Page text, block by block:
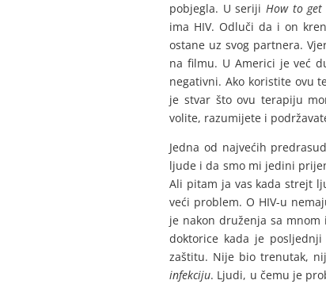
pobjegla. U serijiHow to
ima HIV. Odluči da i on
ostane uz svog partnera.
na filmu. U Americi je već
negativni. Ako koristite ovu
je stvar što ovu terapiju
volite, razumijete i
Jedna od najvećih
ljude i da smo mi jedini
Ali pitam ja vas kada strejt
veći problem. O HIV-u
je nakon druženja sa
doktorice kada je
zaštitu. Nije bio trenutak,
infekciju. Ljudi, u čemu je